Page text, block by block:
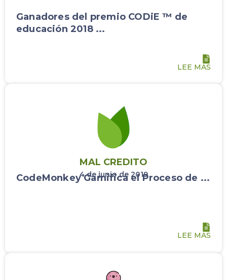
Ganadores del premio CODiE ™ de
educación 2018 ...
LEE MAS
MAL CREDITO
4 de junio de 2019
CodeMonkey Gamifica el Proceso de ...
LEE MAS